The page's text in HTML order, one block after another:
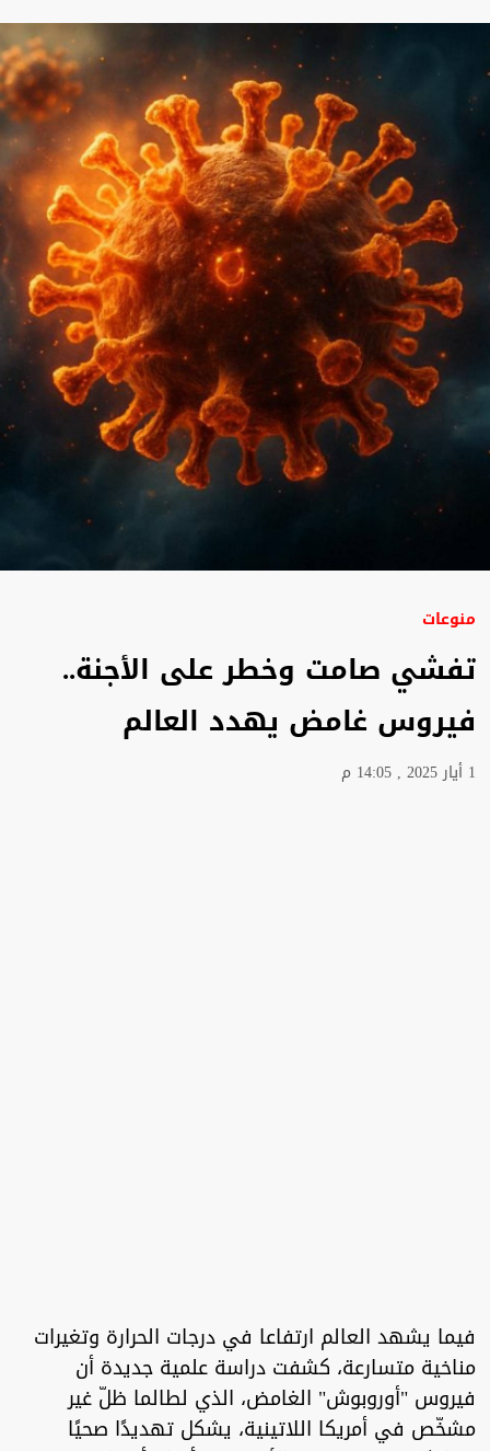
منوعات
تفشي صامت وخطر على الأجنة..
فيروس غامض يهدد العالم
1 أيار 2025 , 14:05 م
فيما يشهد العالم ارتفاعا في درجات الحرارة وتغيرات
مناخية متسارعة، كشفت دراسة علمية جديدة أن
فيروس "أوروبوش" الغامض، الذي لطالما ظلّ غير
مشخّص في أمريكا اللاتينية، يشكل تهديدًا صحيًا